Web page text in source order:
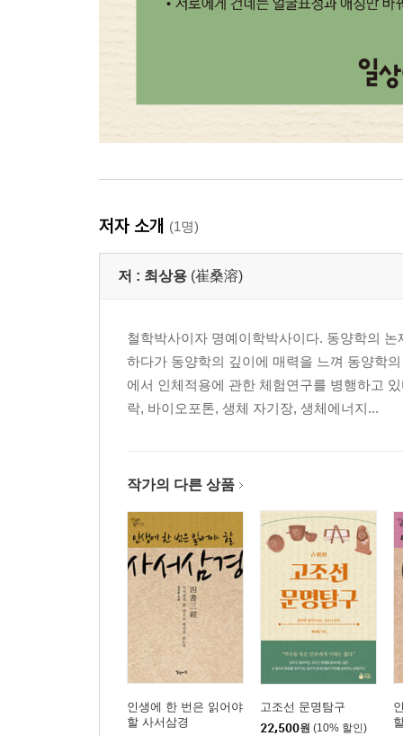
저자 소개 (1명)
저 : 최상용 (崔桑溶)
철학박사이자 명예이학박사이다. 동양학의
하다가 동양학의 깊이에 매력을 느껴 동양학
에서 인체적용에 관한 체험연구를 병행하고
락, 바이오포톤, 생체 자기장, 생체에너지...
작가의 다른 상품
인생에 한 번은 읽어야
할 사서삼경
고조선 문명탐구
22,500원 (10% 할인)